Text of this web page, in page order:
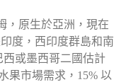
，原生於亞洲，現在
度，西印度群島和南
或墨西哥二國估計
果市場需求，15% 以